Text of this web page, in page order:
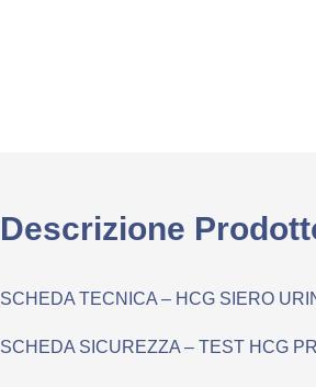
Descrizione
SCHEDA TECNICA – HCG SIERO
SCHEDA SICUREZZA – TEST HCG